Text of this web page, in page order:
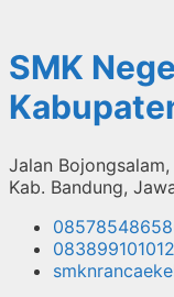
SMK
Jalan
Kab. Bandung,
083899101012